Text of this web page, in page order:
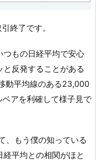
終了です。
つもの日経平均で安心
反発することがある
動平均線のある23,000
アを利確して様子見で
、もう僕の知っている
経平均との相関がほと